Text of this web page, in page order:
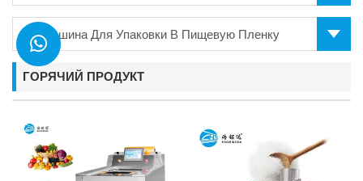
Машина Для Упаковки В Пищевую Пленку
ГОРЯЧИЙ ПРОДУКТ